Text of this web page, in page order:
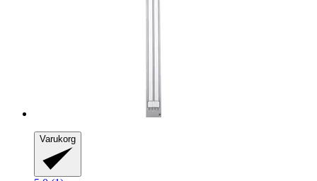
Varukorg